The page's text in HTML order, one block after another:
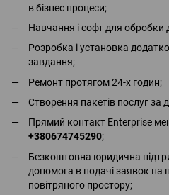
в бізнес процеси;
Навчання і софт для обробки
Розробка і установка
завдання;
Ремонт протягом 24-х годин;
Створення пакетів послуг
Прямий контакт Enterprise
+380674745290;
Безкоштовна юридична
допомога в подачі заявок на
повітряного простору;